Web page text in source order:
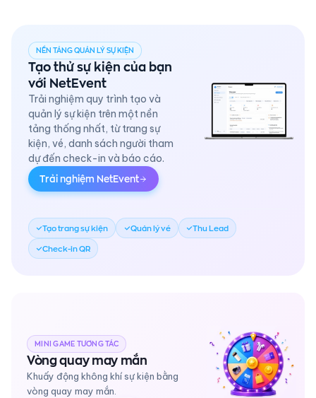
NỀN TẢNG QUẢN LÝ SỰ KIỆN
Tạo thử sự kiện của bạn
với NetEvent
Trải nghiệm quy trình tạo và
quản lý sự kiện trên một nền
tảng thống nhất, từ trang sự
kiện, vé, danh sách người tham
dự đến check-in và báo cáo.
Trải nghiệm NetEvent
Tạo trang sự kiện Quản lý vé
Thu Lead
Check-in QR
MINI GAME TƯƠNG TÁC
Vòng quay may mắn
Khuấy động không khí sự kiện bằng
vòng quay may mắn.